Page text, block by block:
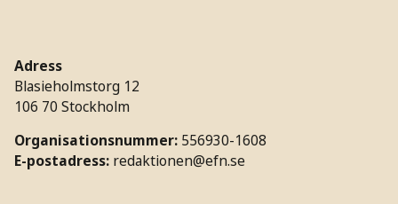
Adress
Blasieholmstorg 12
106 70 Stockholm
Organisationsnummer: 556930-1608
E-postadress: redaktionen@efn.se